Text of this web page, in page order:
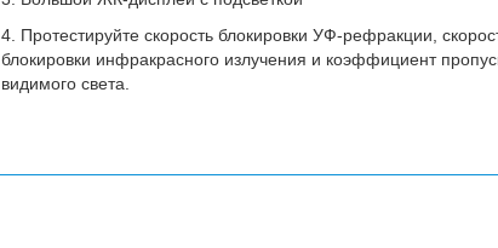
4. Протестируйте скорость блокировки УФ-рефракции,
блокировки инфракрасного излучения и коэффициент
видимого света.